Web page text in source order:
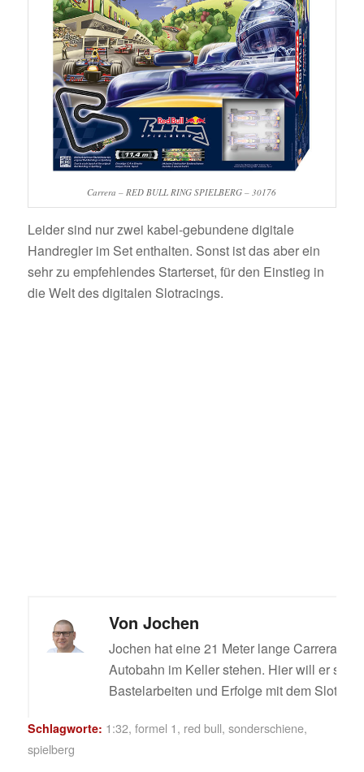
Carrera – RED BULL RING SPIELBERG – 30176
Leider sind nur zwei kabel-gebundene digitale
Handregler im Set enthalten. Sonst ist das aber ein
sehr zu empfehlendes Starterset, für den Einstieg in
die Welt des digitalen Slotracings.
Von Jochen
Jochen hat eine 21 Meter lange Carrera
Autobahn im Keller stehen. Hier will er
Bastelarbeiten und Erfolge mit dem Slotcar
Schlagworte: 1:32, formel 1, red bull, sonderschiene,
spielberg